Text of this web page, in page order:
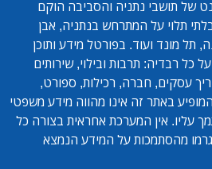
של תושבי נתניה והסביבה הוקם
תלוי על המתרחש בנתניה, אבן
תל מונד ועוד. בפורטל מידע ותוכן
כל רבדיה: תרבות ובילוי, שירותים
עסקים, חברה, רכילות, ספורט,
באתר זה אינו מהווה מידע משפטי
עליו. אין המערכת אחראית בצורה כל
מהסתמכות על המידע הנמצא